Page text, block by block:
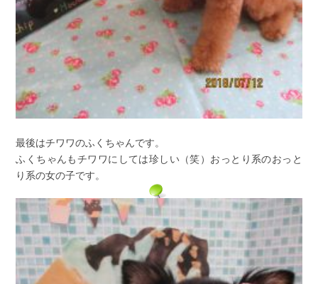
最後はチワワのふくちゃんです。
ふくちゃんもチワワにしては珍しい（笑）おっとり系のおっと
り系の女の子です。